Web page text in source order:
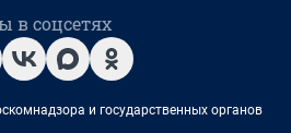
в соцсетях
и государственных органов